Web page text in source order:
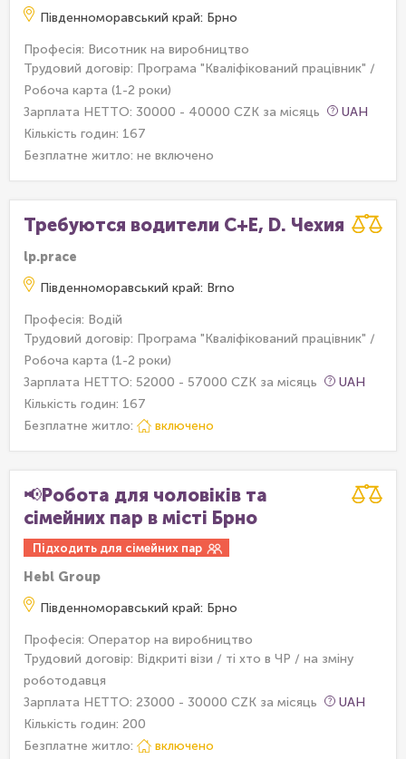
Південноморавський край: Брно
Професія: Висотник на виробництво
Трудовий договір: Програма "Кваліфікований працівник" /
Робоча карта (1-2 роки)
Зарплата НЕТТО: 30000 - 40000 CZK за місяць
UAH
Кількість годин: 167
Безплатне житло: не включено
Требуются водители С+E, D. Чехия
lp.prace
Південноморавський край: Brno
Професія: Водій
Трудовий договір: Програма "Кваліфікований працівник" /
Робоча карта (1-2 роки)
Зарплата НЕТТО: 52000 - 57000 CZK за місяць
UAH
Кількість годин: 167
Безплатне житло:
включено
📢Робота для чоловіків та
сімейних пар в місті Брно
Підходить для сімейних пар
Hebl Group
Південноморавський край: Брно
Професія: Оператор на виробництво
Трудовий договір: Відкриті візи / ті хто в ЧР / на зміну
роботодавця
Зарплата НЕТТО: 23000 - 30000 CZK за місяць
UAH
Кількість годин: 200
Безплатне житло:
включено